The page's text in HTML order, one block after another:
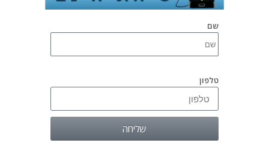
שם
טלפון
שליחה